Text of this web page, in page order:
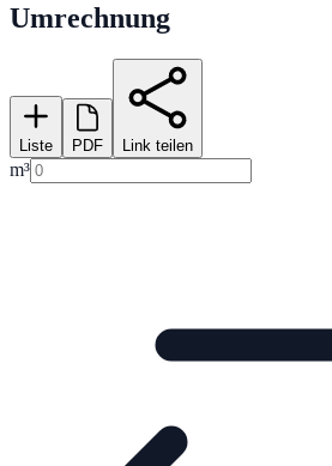
Umrechnung
Liste PDF Link teilen
m³